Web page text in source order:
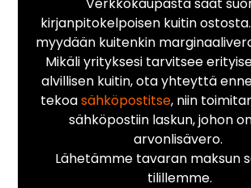
kirjanpitokelpoisen kuitin
myydään kuitenkin
Mikäli yrityksesi tarvitsee
alvillisen kuitin, ota yhteyttä
tekoasähköpostitse, niin
sähköpostiin laskun, johon
arvonlisävero.
Lähetämme tavaran maksun
tilillemme.